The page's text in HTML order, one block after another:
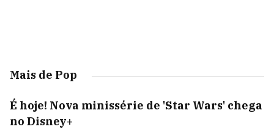
Mais de Pop
É hoje! Nova minissérie de 'Star Wars' chega
no Disney+